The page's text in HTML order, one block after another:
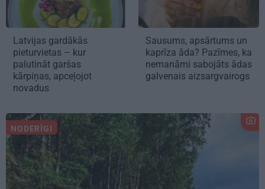
Latvijas gardākās
pieturvietas – kur
palutināt garšas
kārpiņas, apceļojot
novadus
Sausums, apsārtums un
kaprīza āda? Pazīmes, ka
nemanāmi sabojāts ādas
galvenais aizsargvairogs
NODERĪGI